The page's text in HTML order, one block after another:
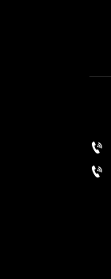

